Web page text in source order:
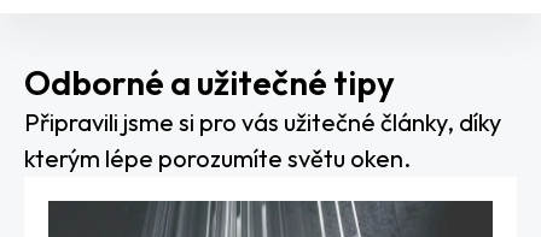
Odborné a užitečné tipy
Připravili jsme si pro vás užitečné články, díky
kterým lépe porozumíte světu oken.